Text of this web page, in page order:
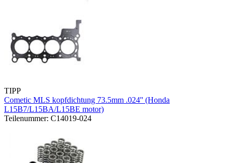
TIPP
Cometic MLS kopfdichtung 73.5mm .024'' (Honda
L15B7/L15BA/L15BE motor)
Teilenummer: C14019-024